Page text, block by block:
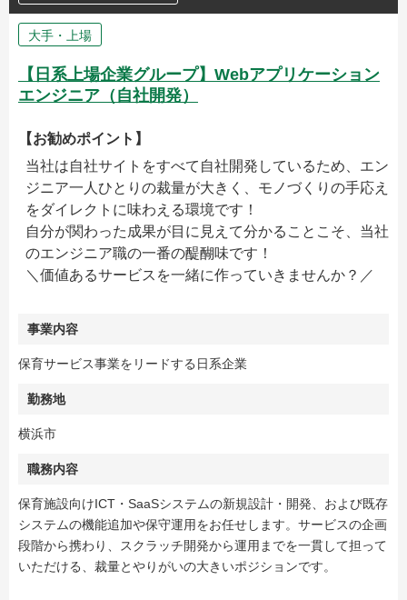
大手・上場
【日系上場企業グループ】Webアプリケーション
エンジニア（自社開発）
【お勧めポイント】
当社は自社サイトをすべて自社開発しているため、エン
ジニア一人ひとりの裁量が大きく、モノづくりの手応え
をダイレクトに味わえる環境です！
自分が関わった成果が目に見えて分かることこそ、当社
のエンジニア職の一番の醍醐味です！
＼価値あるサービスを一緒に作っていきませんか？／
事業内容
保育サービス事業をリードする日系企業
勤務地
横浜市
職務内容
保育施設向けICT・SaaSシステムの新規設計・開発、および既存
システムの機能追加や保守運用をお任せします。サービスの企画
段階から携わり、スクラッチ開発から運用までを一貫して担って
いただける、裁量とやりがいの大きいポジションです。